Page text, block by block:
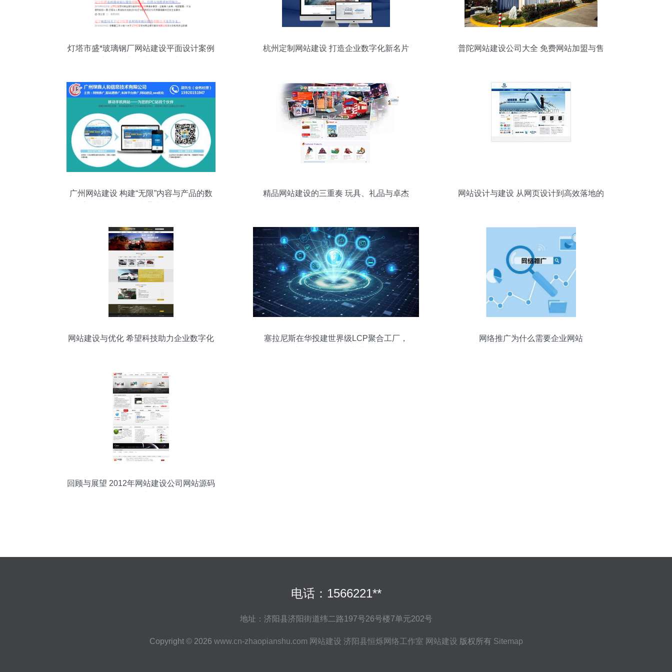
灯塔市盛*玻璃钢厂网站建设平面设计案例
杭州定制网站建设 打造企业数字化新名片
普陀网站建设公司大全 免费网站加盟与售
广州网站建设 构建“无限”内容与产品的数
精品网站建设的三重奏 玩具、礼品与卓杰
网站设计与建设 从网页设计到高效落地的
网站建设与优化 希望科技助力企业数字化
塞拉尼斯在华投建世界级LCP聚合工厂，
网络推广为什么需要企业网站
回顾与展望 2012年网站建设公司网站源码
电话：1566221**
地址：济阳县济阳街道纬二路197号26号楼7单元202号
Copyright © 2026 www.cn-zhaopianshu.com 网站建设 济阳县恒烁网络工作室 网站建设 版权所有 Sitemap